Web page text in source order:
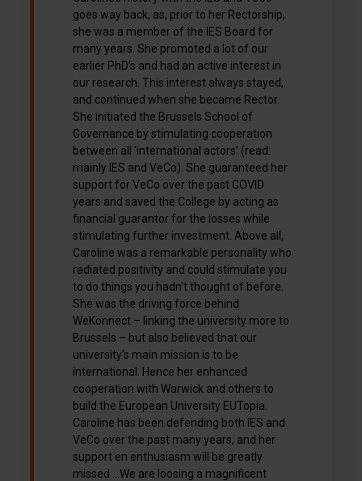
goes way back, as, prior to her Rectorship,
she was a member of the IES Board for
many years. She promoted a lot of our
earlier PhD’s and had an active interest in
our research. This interest always stayed,
and continued when she became Rector.
She initiated the Brussels School of
Governance by stimulating cooperation
between all ‘international actors’ (read:
mainly IES and VeCo). She guaranteed her
support for VeCo over the past COVID
years and saved the College by acting as
financial guarantor for the losses while
stimulating further investment. Above all,
Caroline was a remarkable personality who
radiated positivity and could stimulate you
to do things you hadn’t thought of before.
She was the driving force behind
WeKonnect – linking the university more to
Brussels – but also believed that our
university’s main mission is to be
international. Hence her enhanced
cooperation with Warwick and others to
build the European University EUTopia.
Caroline has been defending both IES and
VeCo over the past many years, and her
support en enthusiasm will be greatly
missed …We are loosing a magnificent